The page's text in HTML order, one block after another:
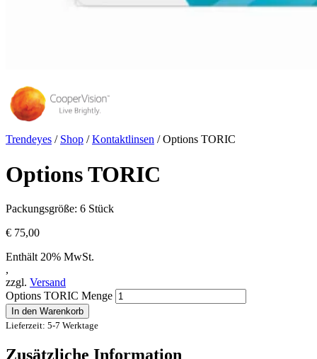
Trendeyes / Shop / Kontaktlinsen / Options TORIC
Options TORIC
Packungsgröße: 6 Stück
€ 75,00
Enthält 20% MwSt.
,
zzgl. Versand
Options TORIC Menge
In den Warenkorb
Lieferzeit: 5-7 Werktage
Zusätzliche Information